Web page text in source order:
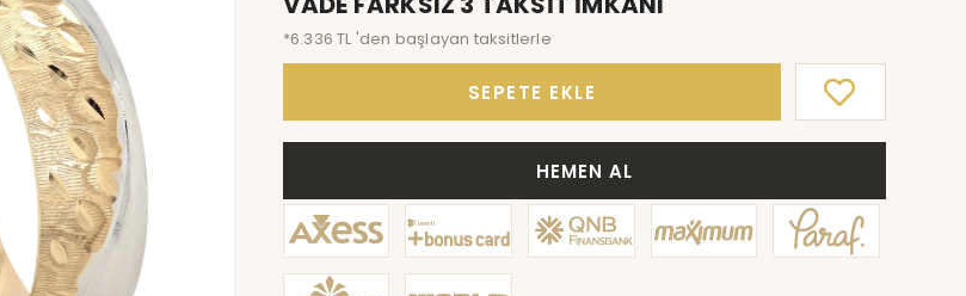
*6.336 TL 'den başlayan taksitlerle
SEPETE EKLE
HEMEN AL